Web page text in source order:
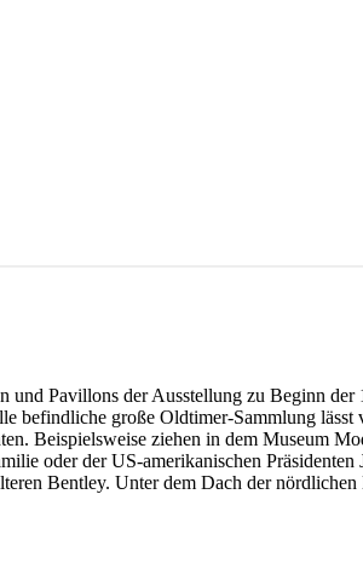
Pavillons der Ausstellung zu Beginn der
große Oldtimer-Sammlung lässt
Beispielsweise ziehen in dem Museum
oder der US-amerikanischen
Bentley. Unter dem Dach der